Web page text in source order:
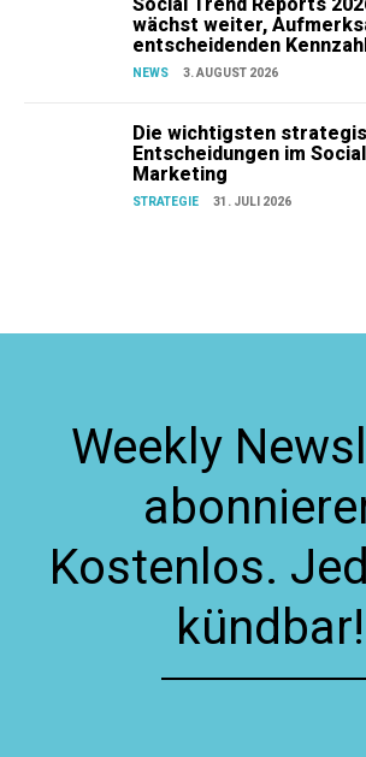
wächst weiter,
entscheidenden
NEWS 3. AUGUST 2026
Die wichtigsten
Entscheidungen im
Marketing
STRATEGIE 31. JULI 2026
Weekly
Kostenlos.
kündbar!